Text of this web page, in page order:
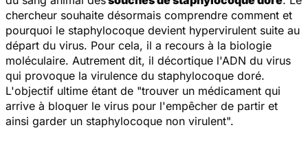
chercheur souhaite désormais comprendre comment et
pourquoi le staphylocoque devient hypervirulent suite au
départ du virus. Pour cela, il a recours à la biologie
moléculaire. Autrement dit, il décortique l'ADN du virus
qui provoque la virulence du staphylocoque doré.
L'objectif ultime étant de "trouver un médicament qui
arrive à bloquer le virus pour l'empêcher de partir et
ainsi garder un staphylocoque non virulent".